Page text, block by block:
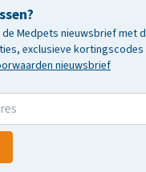
Medpets nieuwsbrief met
exclusieve
nieuwsbrief